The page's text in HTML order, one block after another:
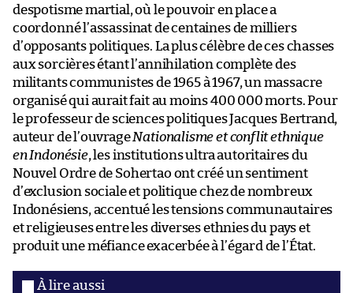
despotisme martial, où le pouvoir en place a
coordonné l’assassinat de centaines de milliers
d’opposants politiques. La plus célèbre de ces chasses
aux sorcières étant l’annihilation complète des
militants communistes de 1965 à 1967, un massacre
organisé qui aurait fait au moins 400 000 morts. Pour
le professeur de sciences politiques Jacques Bertrand,
auteur de l’ouvrageNationalisme et conflit ethnique
en Indonésie, les institutions ultra autoritaires du
Nouvel Ordre de Sohertao ont créé un sentiment
d’exclusion sociale et politique chez de nombreux
Indonésiens, accentué les tensions communautaires
et religieuses entre les diverses ethnies du pays et
produit une méfiance exacerbée à l’égard de l’État.